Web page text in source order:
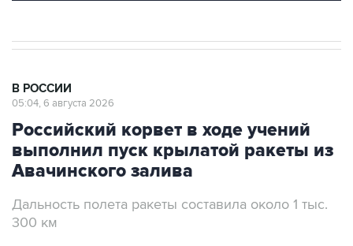
В РОССИИ
05:04, 6 августа 2026
Российский корвет в ходе учений
выполнил пуск крылатой ракеты из
Авачинского залива
Дальность полета ракеты составила около 1 тыс.
300 км